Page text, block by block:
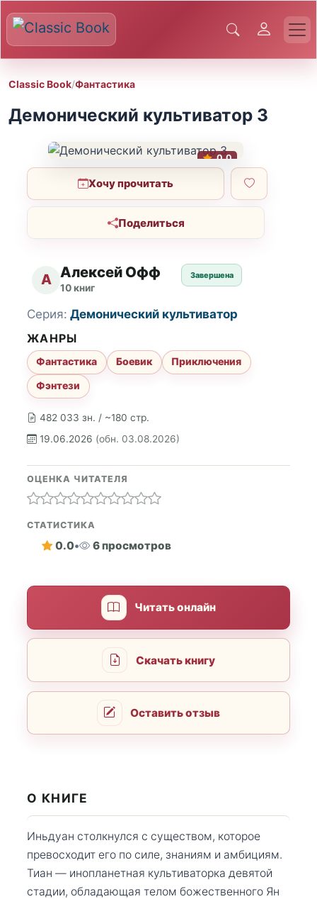
Classic Book/Фантастика
Демонический культиватор 3
0.0
Хочу прочитать
Поделиться
А Алексей Офф
10 книг
Завершена
482 033 зн. / ~180 стр.
19.06.2026 (обн. 03.08.2026)
Серия: Демонический культиватор
ЖАНРЫ
Фантастика Боевик
Приключения
Фэнтези
ОЦЕНКА ЧИТАТЕЛЯ
СТАТИСТИКА
0.0• 6 просмотров
Читать онлайн
Скачать книгу
Оставить отзыв
О КНИГЕ
Иньдуан столкнулся с существом, которое
превосходит его по силе, знаниям и амбициям.
Тиан — инопланетная культиваторка девятой
стадии, обладающая телом божественного Ян